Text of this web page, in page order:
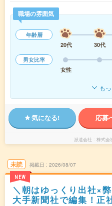
職場の雰囲気
年齢層
20代
30代
男女比率
女性
も
気になる! 応募
派遣会社 株式会
未読
NEW
掲載日 2026/08/07
＼朝はゆっくり出社×
大手新聞社で編集！正